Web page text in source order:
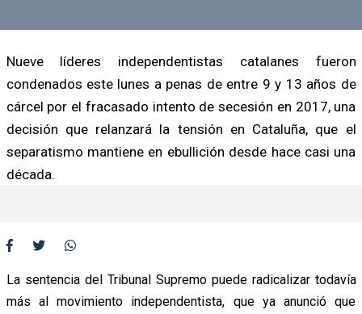
Nueve líderes independentistas catalanes fueron
condenados este lunes a penas de entre 9 y 13 años de
cárcel por el fracasado intento de secesión en 2017, una
decisión que relanzará la tensión en Cataluña, que el
separatismo mantiene en ebullición desde hace casi una
década.
La sentencia del Tribunal Supremo puede radicalizar todavía
más al movimiento independentista, que ya anunció que